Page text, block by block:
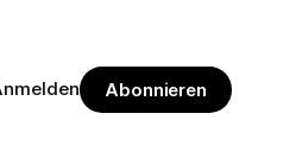
Abonnieren